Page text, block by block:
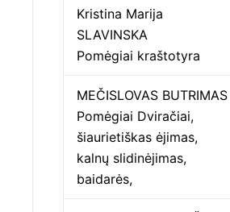
Kristina Marija
SLAVINSKA
Pomėgiai kraštotyra
MEČISLOVAS BUTRIMAS
Pomėgiai Dviračiai,
šiaurietiškas ėjimas,
kalnų slidinėjimas,
baidarės,